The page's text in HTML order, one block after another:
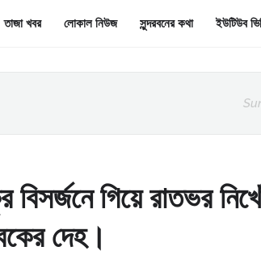
তাজা খবর লোকাল নিউজ সুন্দরবনের কথা ইউটিউব
বিসর্জনে গিয়ে রাতভর
দেহ।